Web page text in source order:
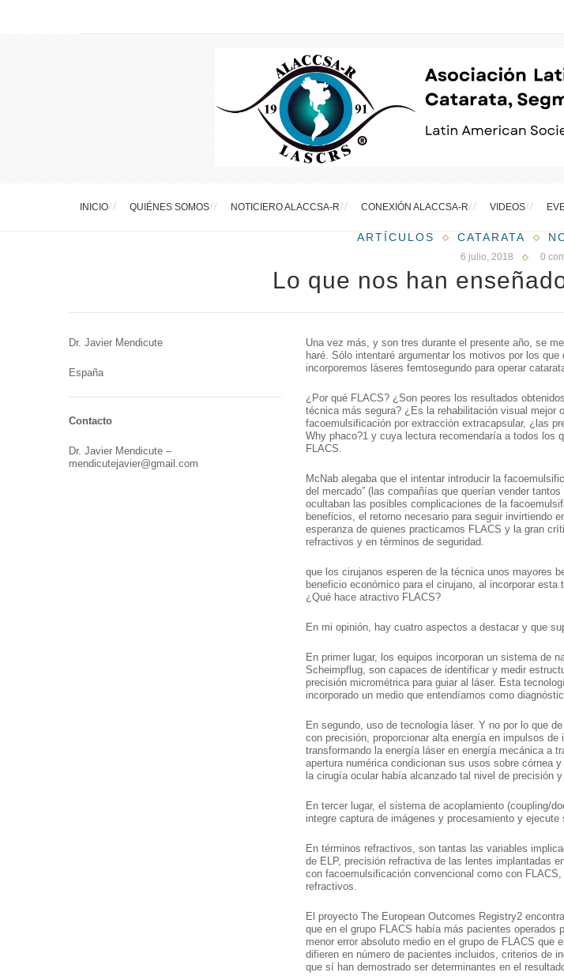
INICIO QUIÉNES SOMOS NOTICIERO ALACCSA-R CONEXIÓN ALACCSA-R VIDEOS
ARTÍCULOS CATARATA
6 julio, 2018 0
Lo que nos han
Dr. Javier Mendicute
España
Contacto
Dr. Javier Mendicute –
mendicutejavier@gmail.com
Una vez más, y son tres durante el presente año, se
haré. Sólo intentaré argumentar los motivos por los
incorporemos láseres femtosegundo para operar
¿Por qué FLACS? ¿Son peores los resultados
técnica más segura? ¿Es la rehabilitación visual
facoemulsificación por extracción extracapsular, ¿las
Why phaco?1 y cuya lectura recomendaría a todos los
FLACS.
McNab alegaba que el intentar introducir la
del mercado” (las compañías que querían vender
ocultaban las posibles complicaciones de la
beneficios, el retorno necesario para seguir
esperanza de quienes practicamos FLACS y la gran
refractivos y en términos de seguridad.
que los cirujanos esperen de la técnica unos mayores
beneficio económico para el cirujano, al incorporar esta
¿Qué hace atractivo FLACS?
En mi opinión, hay cuatro aspectos a destacar y que
En primer lugar, los equipos incorporan un sistema de
Scheimpflug, son capaces de identificar y medir
precisión micrométrica para guiar al láser. Esta
incorporado un medio que entendíamos como
En segundo, uso de tecnología láser. Y no por lo que
con precisión, proporcionar alta energía en impulsos
transformando la energía láser en energía mecánica a
apertura numérica condicionan sus usos sobre córnea
la cirugía ocular había alcanzado tal nivel de precisión
En tercer lugar, el sistema de acoplamiento (coupling/
integre captura de imágenes y procesamiento y
En términos refractivos, son tantas las variables
de ELP, precisión refractiva de las lentes implantadas
con facoemulsificación convencional como con
refractivos.
El proyecto The European Outcomes Registry2
que en el grupo FLACS había más pacientes
menor error absoluto medio en el grupo de FLACS
difieren en número de pacientes incluidos, criterios de
que sí han demostrado ser determinantes en el